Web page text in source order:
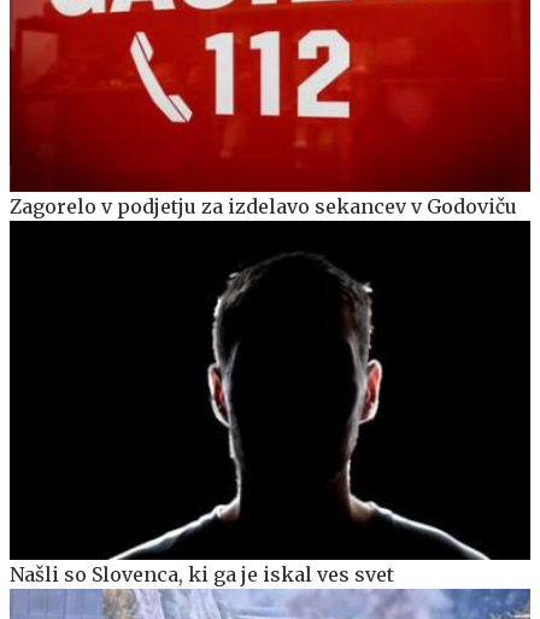
Zagorelo v podjetju za izdelavo sekancev v Godoviču
Našli so Slovenca, ki ga je iskal ves svet